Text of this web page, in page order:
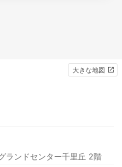
大きな地図
ランドセンター千里丘 2階